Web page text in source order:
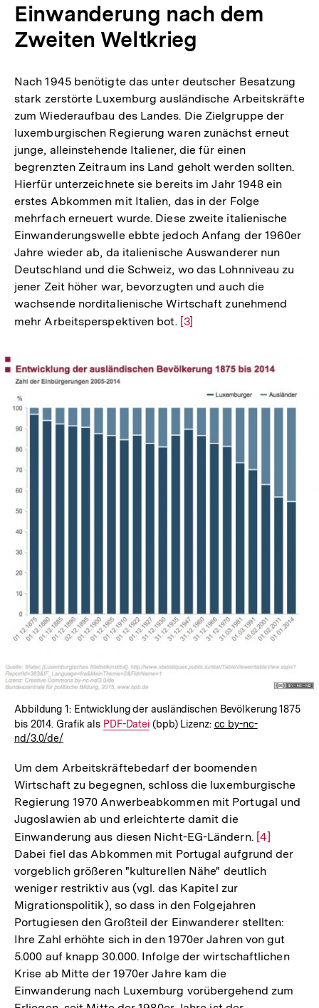
Einwanderung nach dem
Zweiten Weltkrieg
Nach 1945 benötigte das unter deutscher Besatzung
stark zerstörte Luxemburg ausländische Arbeitskräfte
zum Wiederaufbau des Landes. Die Zielgruppe der
luxemburgischen Regierung waren zunächst erneut
junge, alleinstehende Italiener, die für einen
begrenzten Zeitraum ins Land geholt werden sollten.
Hierfür unterzeichnete sie bereits im Jahr 1948 ein
erstes Abkommen mit Italien, das in der Folge
mehrfach erneuert wurde. Diese zweite italienische
Einwanderungswelle ebbte jedoch Anfang der 1960er
Jahre wieder ab, da italienische Auswanderer nun
Deutschland und die Schweiz, wo das Lohnniveau zu
jener Zeit höher war, bevorzugten und auch die
wachsende norditalienische Wirtschaft zunehmend
mehr Arbeitsperspektiven bot. Zur
Fußnote
[3]
Abbildung 1: Entwicklung der ausländischen Bevölkerung 1875
bis 2014. Grafik als Interner
PDF-Datei (bpb) Lizenz: cc by-nc-
nd/3.0/de/
Um dem Arbeitskräftebedarf der boomenden
Wirtschaft zu begegnen, schloss die luxemburgische
Regierung 1970 Anwerbeabkommen mit Portugal und
Jugoslawien ab und erleichterte damit die
Einwanderung aus diesen Nicht-EG-Ländern. Zur
Auflösung
der
[4]
Dabei fiel das Abkommen mit Portugal aufgrund der
vorgeblich größeren "kulturellen Nähe" deutlich
weniger restriktiv aus (vgl. das Kapitel zur
Migrationspolitik), so dass in den Folgejahren
Portugiesen den Großteil der Einwanderer stellten:
Ihre Zahl erhöhte sich in den 1970er Jahren von gut
5.000 auf knapp 30.000. Infolge der wirtschaftlichen
Krise ab Mitte der 1970er Jahre kam die
Einwanderung nach Luxemburg vorübergehend zum